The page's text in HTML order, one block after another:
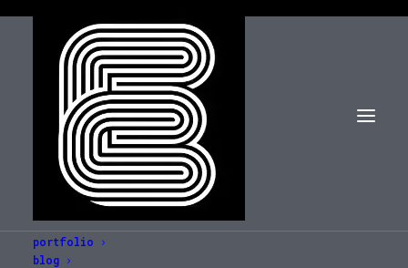
portfolio
blog